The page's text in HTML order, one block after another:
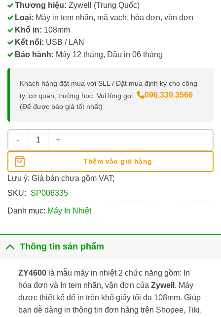
Thương hiệu: Zywell (Trung Quốc)
Loại: Máy in tem nhãn, mã vạch, hóa đơn, vận đơn
Khổ in: 108mm
Kết nối: USB / LAN
Bảo hành: Máy 12 tháng, Đầu in 06 tháng
Khách hàng đặt mua với SLL / Đặt mua định kỳ cho công
ty, cơ quan, trường học. Vui lòng gọi:
096.339.3566
(Để được báo giá tốt nhất)
Máy In Nhiệt Zywell ZY4600 (USB,LAN) số lượng
Thêm vào giỏ hàng
Lưu ý: Giá bán chưa gồm VAT;
SKU:
SP006335
Danh mục: Máy In Nhiệt
Thông tin sản phẩm
ZY4600 là mẫu máy in nhiệt 2 chức năng gồm: In
hóa đơn và In tem nhãn, vận đơn của Zywell . Máy
được thiết kế để in trên khổ giấy tối đa 108mm. Giúp
bạn dễ dàng in thông tin đơn hàng trên Shopee, Tiki,